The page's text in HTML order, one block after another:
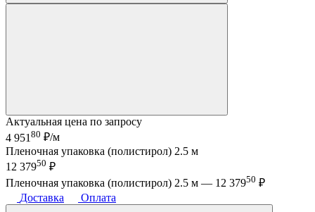
Актуальная цена по запросу
4 951 80 ₽/м
Пленочная упаковка (полистирол) 2.5 м
12 37950 ₽
Пленочная упаковка (полистирол) 2.5 м — 12 37950 ₽
Доставка
Оплата